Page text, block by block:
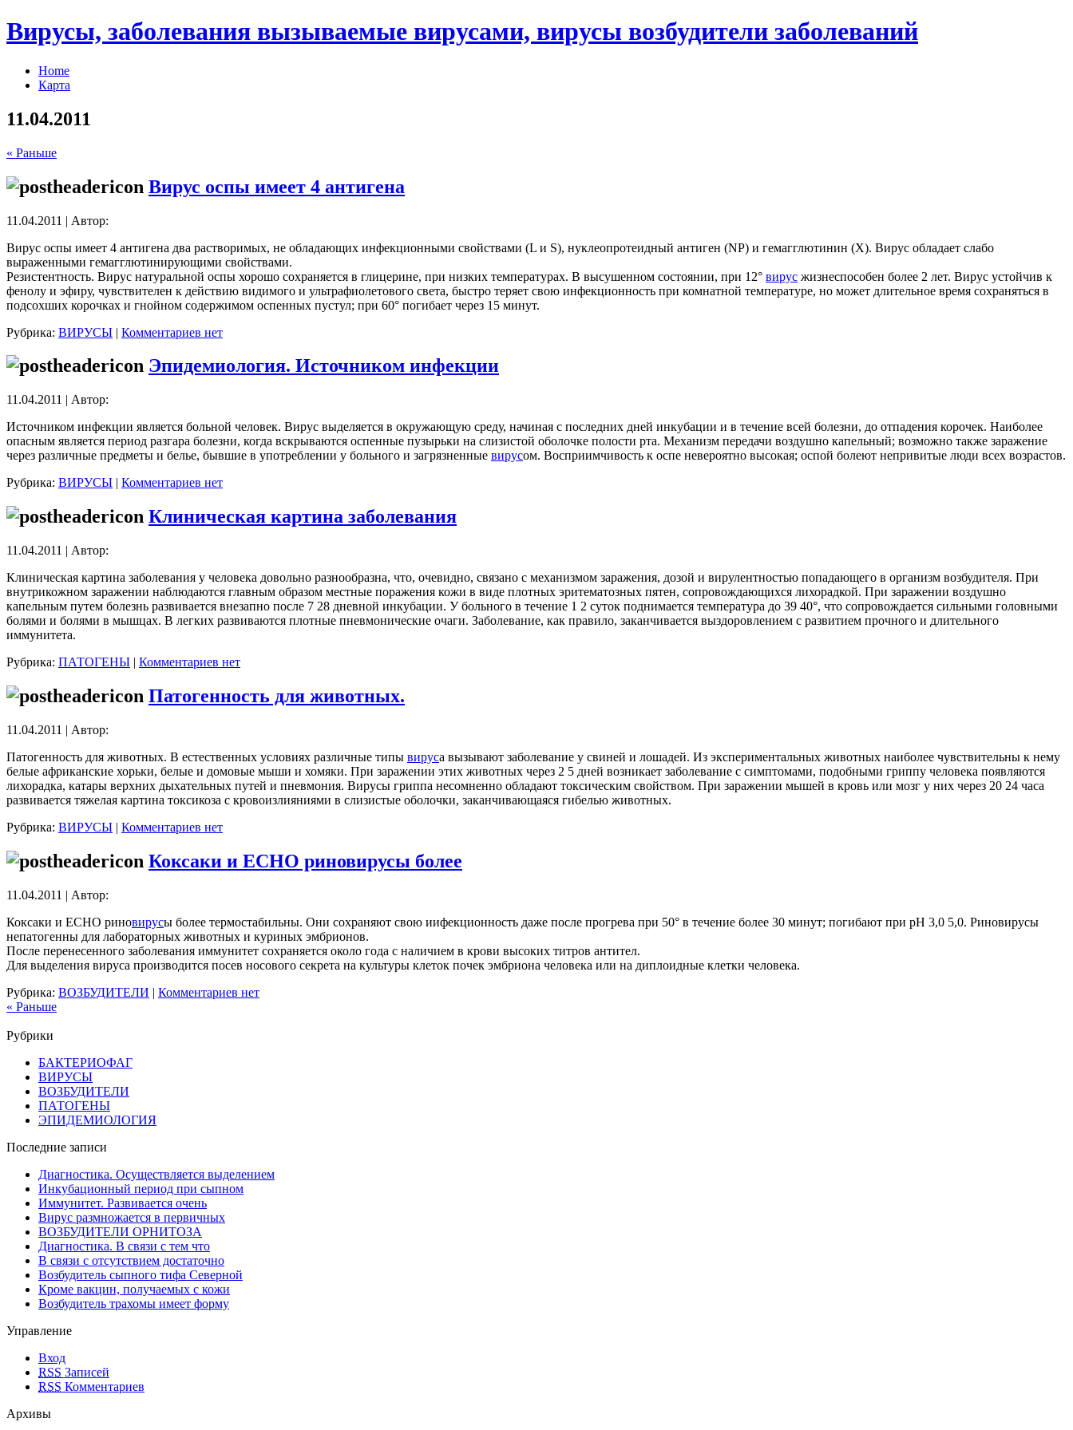
Вирусы, заболевания вызываемые вирусами, вирусы возбудители заболеваний
Home
Карта
11.04.2011
« Раньше
Вирус оспы имеет 4 антигена
11.04.2011 | Автор:
Вирус оспы имеет 4 антигена два растворимых, не обладающих инфекционными свойствами (L и S), нуклеопротеидный антиген (NP) и гемагглютинин (X). Вирус обладает слабо
выраженными гемагглютинирующими свойствами.
Резистентность. Вирус натуральной оспы хорошо сохраняется в глицерине, при низких температурах. В высушенном состоянии, при 12° вирус жизнеспособен более 2 лет. Вирус устойчив к
фенолу и эфиру, чувствителен к действию видимого и ультрафиолетового света, быстро теряет свою инфекционность при комнатной температуре, но может длительное время сохраняться в
подсохших корочках и гнойном содержимом оспенных пустул; при 60° погибает через 15 минут.
Рубрика: ВИРУСЫ | Комментариев нет
Эпидемиология. Источником инфекции
11.04.2011 | Автор:
Источником инфекции является больной человек. Вирус выделяется в окружающую среду, начиная с последних дней инкубации и в течение всей болезни, до отпадения корочек. Наиболее
опасным является период разгара болезни, когда вскрываются оспенные пузырьки на слизистой оболочке полости рта. Механизм передачи воздушно капельный; возможно также заражение
через различные предметы и белье, бывшие в употреблении у больного и загрязненные вирусом. Восприимчивость к оспе невероятно высокая; оспой болеют непривитые люди всех возрастов.
Рубрика: ВИРУСЫ | Комментариев нет
Клиническая картина заболевания
11.04.2011 | Автор:
Клиническая картина заболевания у человека довольно разнообразна, что, очевидно, связано с механизмом заражения, дозой и вирулентностью попадающего в организм возбудителя. При
внутрикожном заражении наблюдаются главным образом местные поражения кожи в виде плотных эритематозных пятен, сопровождающихся лихорадкой. При заражении воздушно
капельным путем болезнь развивается внезапно после 7 28 дневной инкубации. У больного в течение 1 2 суток поднимается температура до 39 40°, что сопровождается сильными головными
болями и болями в мышцах. В легких развиваются плотные пневмонические очаги. Заболевание, как правило, заканчивается выздоровлением с развитием прочного и длительного
иммунитета.
Рубрика: ПАТОГЕНЫ | Комментариев нет
Патогенность для животных.
11.04.2011 | Автор:
Патогенность для животных. В естественных условиях различные типы вируса вызывают заболевание у свиней и лошадей. Из экспериментальных животных наиболее чувствительны к нему
белые африканские хорьки, белые и домовые мыши и хомяки. При заражении этих животных через 2 5 дней возникает заболевание с симптомами, подобными гриппу человека появляются
лихорадка, катары верхних дыхательных путей и пневмония. Вирусы гриппа несомненно обладают токсическим свойством. При заражении мышей в кровь или мозг у них через 20 24 часа
развивается тяжелая картина токсикоза с кровоизлияниями в слизистые оболочки, заканчивающаяся гибелью животных.
Рубрика: ВИРУСЫ | Комментариев нет
Коксаки и ECHO риновирусы более
11.04.2011 | Автор:
Коксаки и ECHO риновирусы более термостабильны. Они сохраняют свою иифекционность даже после прогрева при 50° в течение более 30 минут; погибают при рН 3,0 5,0. Риновирусы
непатогенны для лабораторных животных и куриных эмбрионов.
После перенесенного заболевания иммунитет сохраняется около года с наличием в крови высоких титров антител.
Для выделения вируса производится посев носового секрета на культуры клеток почек эмбриона человека или на диплоидные клетки человека.
Рубрика: ВОЗБУДИТЕЛИ | Комментариев нет
« Раньше
Рубрики
БАКТЕРИОФАГ
ВИРУСЫ
ВОЗБУДИТЕЛИ
ПАТОГЕНЫ
ЭПИДЕМИОЛОГИЯ
Последние записи
Диагностика. Осуществляется выделением
Инкубационный период при сыпном
Иммунитет. Развивается очень
Вирус размножается в первичных
ВОЗБУДИТЕЛИ ОРНИТОЗА
Диагностика. В связи с тем что
В связи с отсутствием достаточно
Возбудитель сыпного тифа Северной
Кроме вакцин, получаемых с кожи
Возбудитель трахомы имеет форму
Управление
Вход
RSS Записей
RSS Комментариев
Архивы